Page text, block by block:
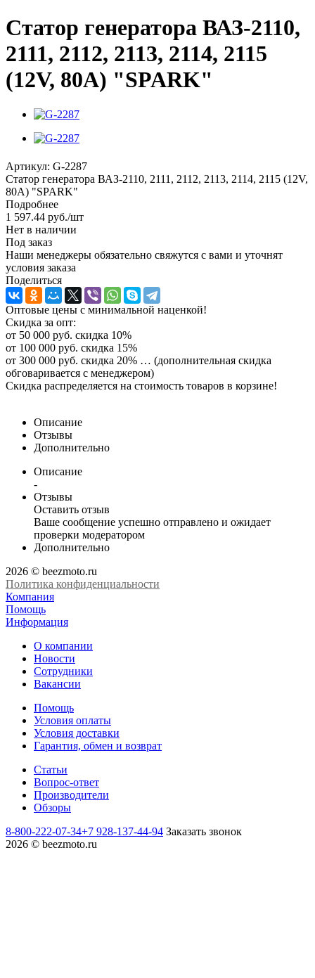
Статор генератора ВАЗ-2110,
2111, 2112, 2113, 2114, 2115
(12V, 80A) "SPARK"
Артикул: G-2287
Статор генератора ВАЗ-2110, 2111, 2112, 2113, 2114, 2115 (12V,
80A) "SPARK"
Подробнее
1 597.44 руб./шт
Нет в наличии
Под заказ
Наши менеджеры обязательно свяжутся с вами и уточнят
условия заказа
Поделиться
Оптовые цены с минимальной наценкой!
Скидка за опт:
от 50 000 руб. скидка 10%
от 100 000 руб. скидка 15%
от 300 000 руб. скидка 20% … (дополнительная скидка
обговаривается с менеджером)
Скидка распределяется на стоимость товаров в корзине!
Описание
Отзывы
Дополнительно
Описание
-
Отзывы
Оставить отзыв
Ваше сообщение успешно отправлено и ожидает
проверки модератором
Дополнительно
2026 © beezmoto.ru
Политика конфиденциальности
Компания
Помощь
Информация
О компании
Новости
Сотрудники
Вакансии
Помощь
Условия оплаты
Условия доставки
Гарантия, обмен и возврат
Статьи
Вопрос-ответ
Производители
Обзоры
8-800-222-07-34+7 928-137-44-94 Заказать звонок
2026 © beezmoto.ru